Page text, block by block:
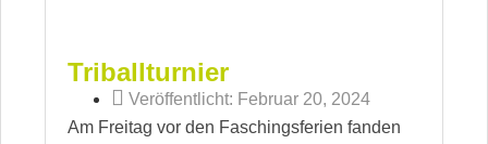
Triballturnier
Veröffentlicht: Februar 20, 2024
Am Freitag vor den Faschingsferien fanden